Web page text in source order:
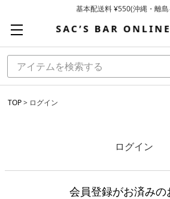
基本配送料 ¥550(沖縄・離
お買い上げ合計¥3,980以上で
TOP ログイン
ログイン
会員登録がお済みの